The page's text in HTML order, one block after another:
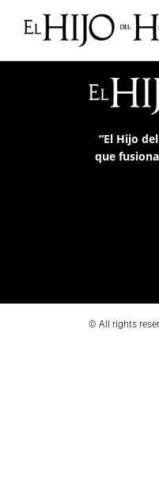
“El Hijo
que
© All rights